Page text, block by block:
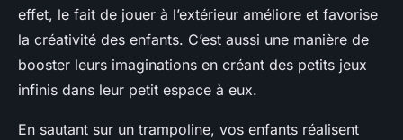
effet, le fait de jouer à l’extérieur améliore et favorise
la créativité des enfants. C’est aussi une manière de
booster leurs imaginations en créant des petits jeux
infinis dans leur petit espace à eux.
En sautant sur un trampoline, vos enfants réalisent